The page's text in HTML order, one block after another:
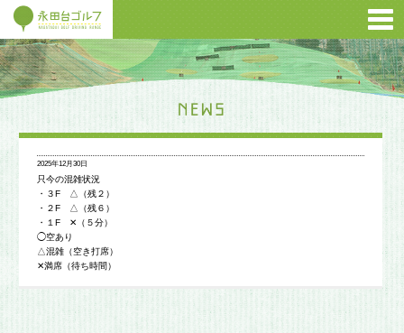
2025年12月30日
只今の混雑状況
・３F △（残２）
・２F △（残６）
・１F ✕（５分）
◯空あり
△混雑（空き打席）
✕満席（待ち時間）